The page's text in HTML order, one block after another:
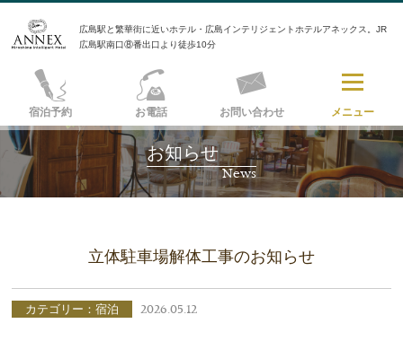
広島駅と繁華街に近いホテル・広島インテリジェントホテルアネックス。JR
広島駅南口⑧番出口より徒歩10分
宿泊予約 お電話 お問い合わせ メニュー
お知らせ
News
立体駐車場解体工事のお知らせ
カテゴリー：宿泊 2026.05.12